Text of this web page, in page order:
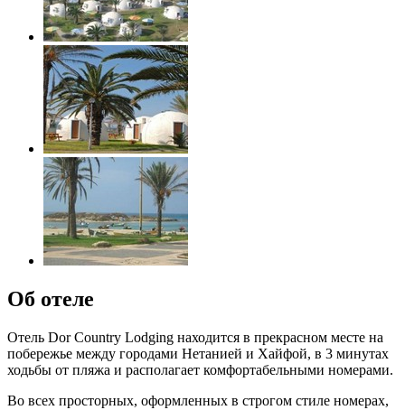
Об отеле
Отель Dor Country Lodging находится в прекрасном месте на
побережье между городами Нетанией и Хайфой, в 3 минутах
ходьбы от пляжа и располагает комфортабельными номерами.
Во всех просторных, оформленных в строгом стиле номерах,